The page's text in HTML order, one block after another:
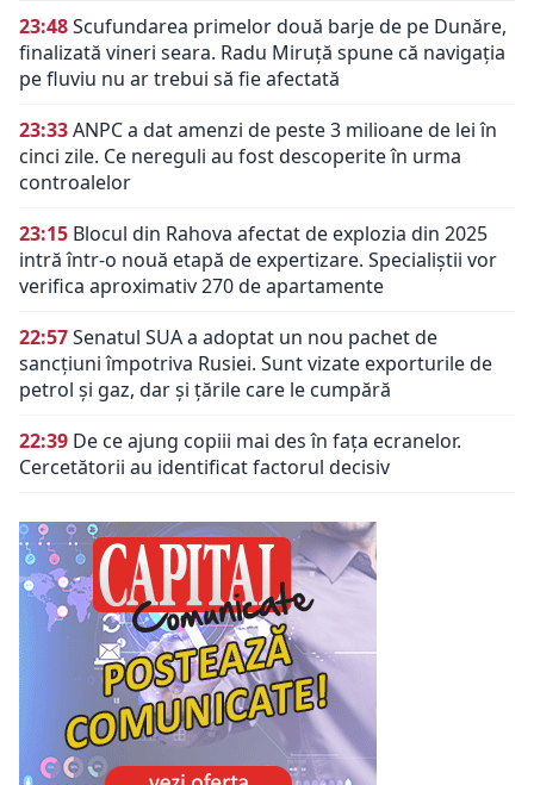
23:48Scufundarea primelor două barje de pe Dunăre,
finalizată vineri seara. Radu Miruță spune că navigația
pe fluviu nu ar trebui să fie afectată
23:33ANPC a dat amenzi de peste 3 milioane de lei în
cinci zile. Ce nereguli au fost descoperite în urma
controalelor
23:15 Blocul din Rahova afectat de explozia din 2025
intră într-o nouă etapă de expertizare. Specialiștii vor
verifica aproximativ 270 de apartamente
22:57Senatul SUA a adoptat un nou pachet de
sancțiuni împotriva Rusiei. Sunt vizate exporturile de
petrol și gaz, dar și țările care le cumpără
22:39 De ce ajung copiii mai des în fața ecranelor.
Cercetătorii au identificat factorul decisiv